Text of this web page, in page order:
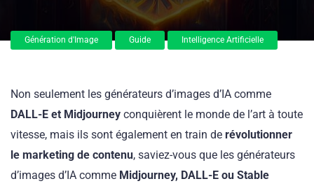
Génération d'Image Guide Intelligence Artificielle
Non seulement les générateurs d’images d’IA comme
DALL-E et Midjourney conquièrent le monde de l’art à toute
vitesse, mais ils sont également en train de révolutionner
le marketing de contenu, saviez-vous que les générateurs
d’images d’IA comme Midjourney, DALL-E ou Stable